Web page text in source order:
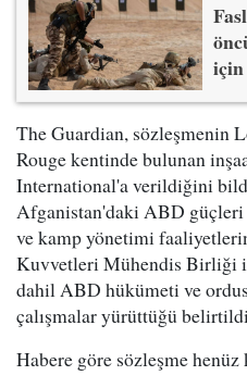
için
The Guardian, sözleşmenin
Rouge kentinde bulunan
International'a verildiğini
Afganistan'daki ABD
ve kamp yönetimi
Kuvvetleri Mühendis Birliği
dahil ABD hükümeti ve
çalışmalar yürüttüğü
Habere göre sözleşme